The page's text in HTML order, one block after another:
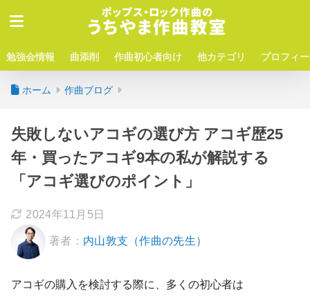
勉強会情報 曲添削 作曲初心者向け 他カテゴリ プロフィ
ホーム 作曲ブログ
失敗しないアコギの選び方 アコギ歴25
年・買ったアコギ9本の私が解説する
「アコギ選びのポイント」
2024年11月5日
著者： 内山敦支（作曲の先生）
アコギの購入を検討する際に、多くの初心者は